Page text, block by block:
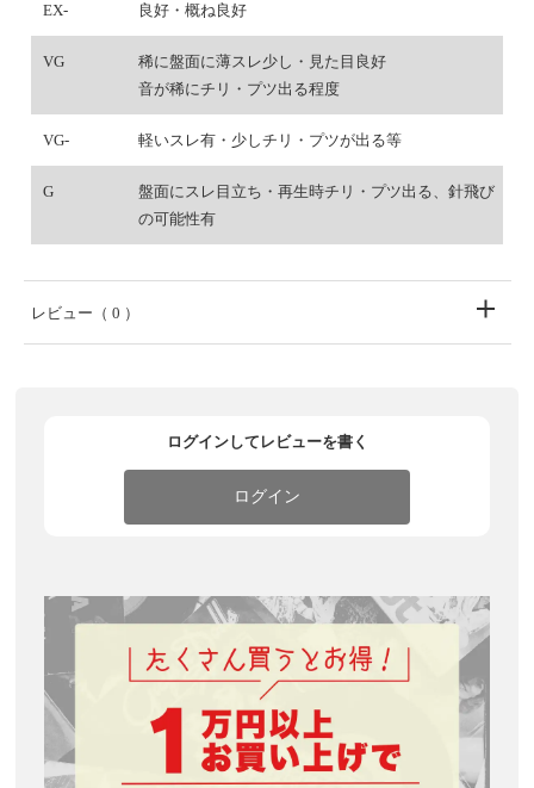
EX- 良好・概ね良好
VG
稀に盤面に薄スレ少し・見た目良好
音が稀にチリ・プツ出る程度
VG- 軽いスレ有・少しチリ・プツが出る等
G
盤面にスレ目立ち・再生時チリ・プツ出る、針飛び
の可能性有
レビュー （ 0 ）
ログインしてレビューを書く
ログイン